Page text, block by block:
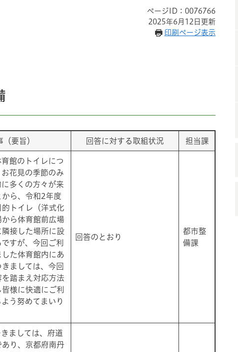
ページID：0076766
2025年6月12日更新
印刷ページ表示
（要旨） 回答に対する取組状況 担当課
館のトイレにつ
花見の季節のみ
多くの方々が来
から、令和2年度
的トイレ（洋式化
ら体育館前広場
隣接した場所に設
すが、今回ご利
した体育館内にあ
ましては、今回
踏まえ対応方法
様に快適にご利
う努めてまいり
​回答のとおり
​都市整
備課
ましては、府道
り、京都府南丹